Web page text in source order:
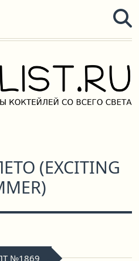
(EXCITING
)
№1869